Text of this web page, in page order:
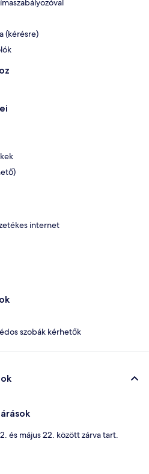
(kérésre)
internet
szobák kérhetők
és május 22. között zárva tart.